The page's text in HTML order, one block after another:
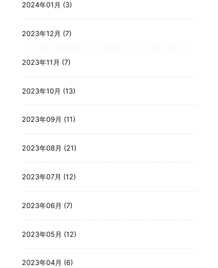
2024年01月 (3)
2023年12月 (7)
2023年11月 (7)
2023年10月 (13)
2023年09月 (11)
2023年08月 (21)
2023年07月 (12)
2023年06月 (7)
2023年05月 (12)
2023年04月 (6)